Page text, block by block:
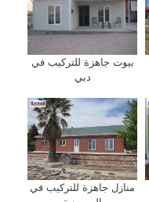
بيوت جاهزة للتركيب في
دبي
منازل جاهزة للتركيب في